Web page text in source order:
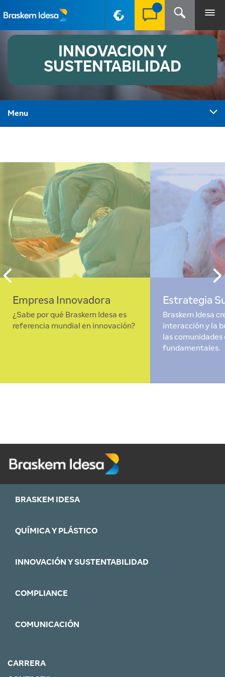
PT-BR
INNOVACION Y
SUSTENTABILIDAD
Menu
Empresa Innovadora
¿Sabe por qué Braskem Idesa es
referencia mundial en innovación?
Estrategia
Braskem Idesa
interacción y la
las
fundamentales.
BRASKEM IDESA
QUÍMICA Y PLÁSTICO
INNOVACIÓN Y SUSTENTABILIDAD
COMPLIANCE
COMUNICACIÓN
CARRERA